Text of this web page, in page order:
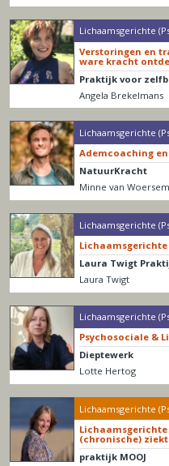
Lichaamsgerichte
Verstoringen en
ware kracht
Praktijk voor
Angela Brekelmans
Lichaamsgerichte
Ademcoaching
NatuurKracht
Minne van Woersem
Lichaamsgerichte
Laura Twigt
Laura Twigt
Lichaamsgerichte
Psychosociale &
Dieptewerk
Lotte Hertog
Lichaamsgerichte
(chronische)
praktijk MOOJ